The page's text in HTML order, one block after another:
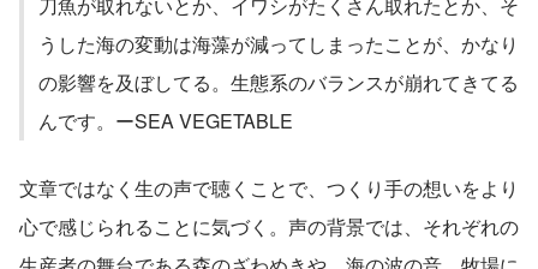
うした海の変動は海藻が減ってしまったことが、かなり
の影響を及ぼしてる。生態系のバランスが崩れてきてる
んです。ーSEA VEGETABLE
文章ではなく生の声で聴くことで、つくり手の想いをより
心で感じられることに気づく。声の背景では、それぞれの